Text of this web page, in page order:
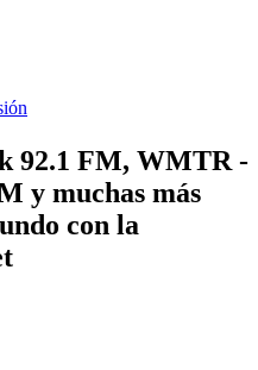
92.1 FM, WMTR -
y muchas más
con la